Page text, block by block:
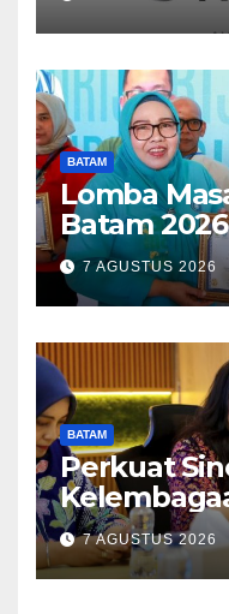
dari WSO
BATAM
Lomba
Batam
Makan Ikan
7 AGUSTUS 2026
BATAM
Perkuat
dan BPOM
Pelayanan
Obat Aman
7 AGUSTUS 2026